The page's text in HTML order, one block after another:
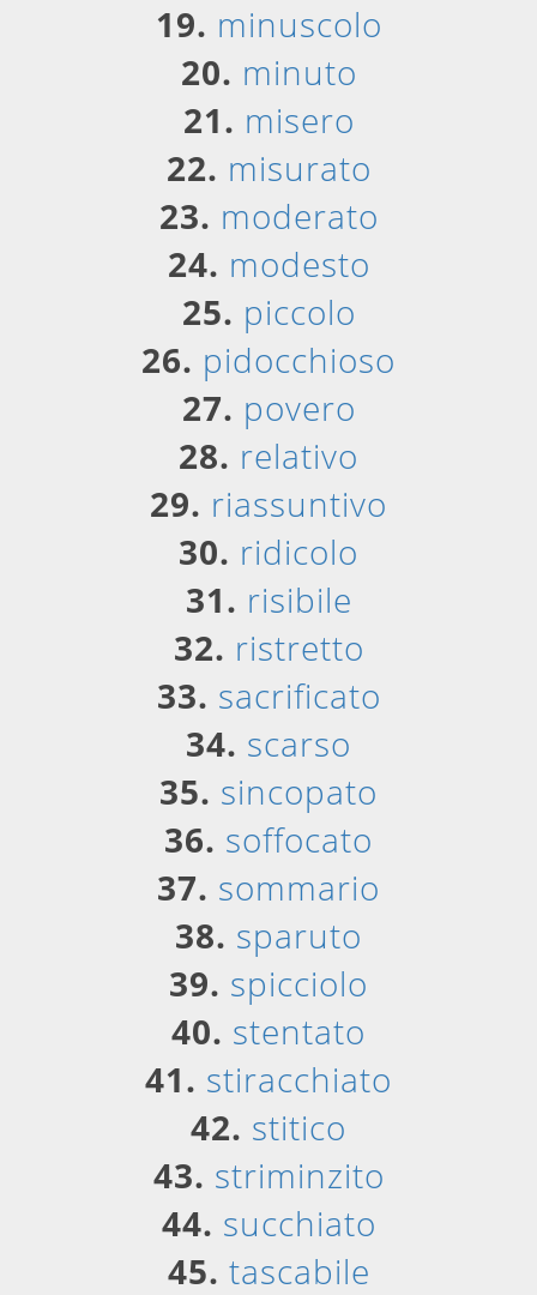
19. minuscolo
20. minuto
21. misero
22. misurato
23. moderato
24. modesto
25. piccolo
26. pidocchioso
27. povero
28. relativo
29. riassuntivo
30. ridicolo
31. risibile
32. ristretto
33. sacrificato
34. scarso
35. sincopato
36. soffocato
37. sommario
38. sparuto
39. spicciolo
40. stentato
41. stiracchiato
42. stitico
43. striminzito
44. succhiato
45. tascabile